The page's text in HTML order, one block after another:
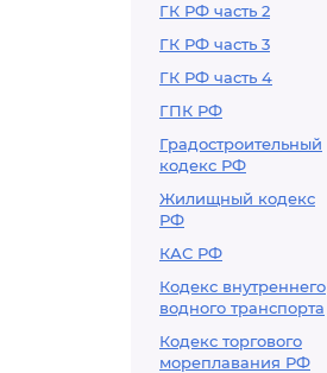
ГК РФ часть 2
ГК РФ часть 3
ГК РФ часть 4
ГПК РФ
Градостроительный
кодекс РФ
Жилищный кодекс
РФ
КАС РФ
Кодекс внутреннего
водного транспорта
Кодекс торгового
мореплавания РФ